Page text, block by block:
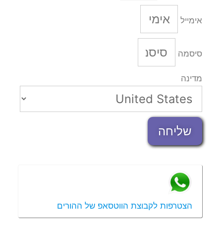
אימייל
סיסמה
מדינה
שליחה
הצטרפות לקבוצת הווטסאפ של ההורים